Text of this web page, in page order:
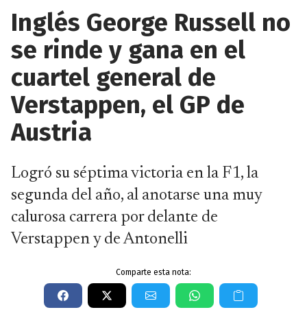
Inglés George Russell no
se rinde y gana en el
cuartel general de
Verstappen, el GP de
Austria
Logró su séptima victoria en la F1, la
segunda del año, al anotarse una muy
calurosa carrera por delante de
Verstappen y de Antonelli
Comparte esta nota: